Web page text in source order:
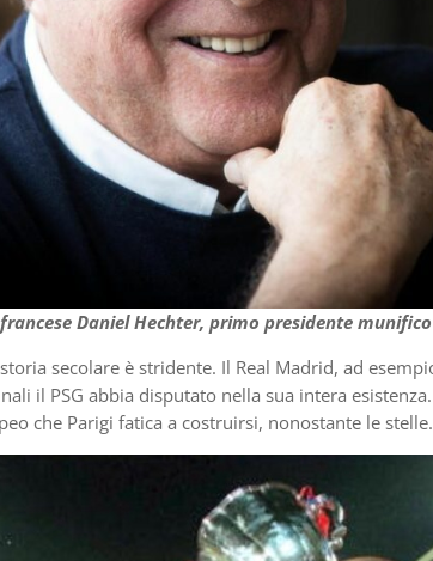
Daniel Hechter, primo presidente
secolare è stridente. Il Real Madrid, ad
il PSG abbia disputato nella sua intera
che Parigi fatica a costruirsi, nonostante le stelle.